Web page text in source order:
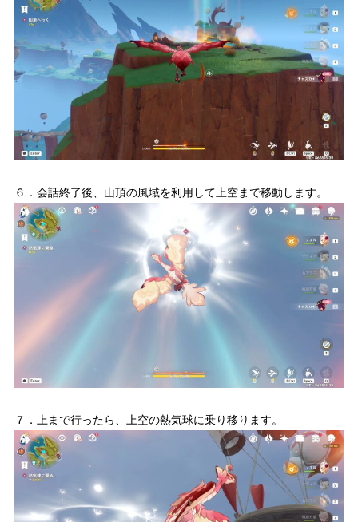
６．会話終了後、山頂の風域を利用して上空まで移動します。
７．上まで行ったら、上空の熱気球に乗り移ります。